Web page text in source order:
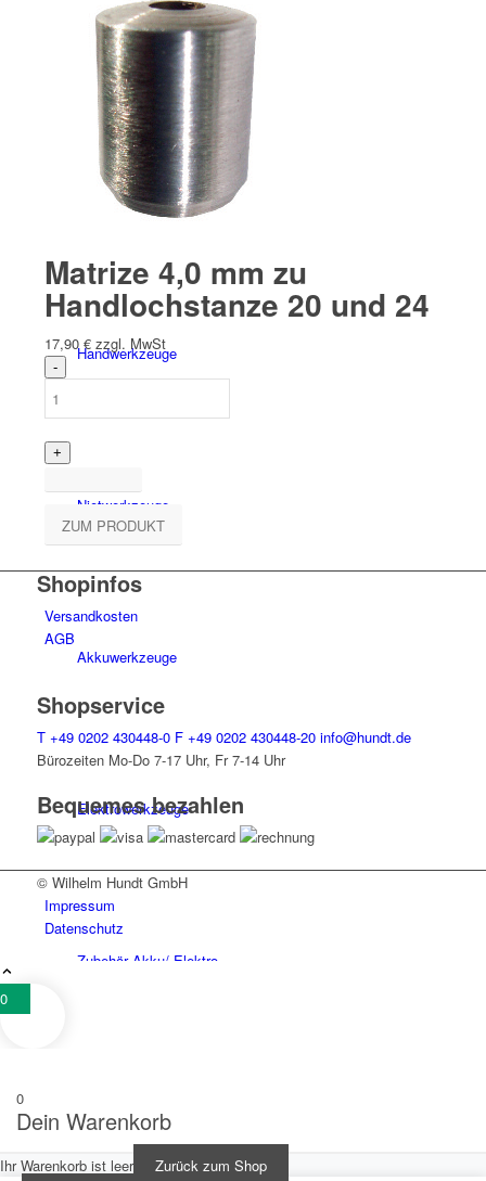
Produkte
Alle Produkte
Hand­werk­zeuge
Niet­werk­zeuge
Akkuwerkzeuge
Elektro­werk­zeuge
Zubehör Akku/ Elektro
Schweiß­werk­zeuge
Matrize 4,0 mm zu
Handlochstanze 20 und 24
17,90€ zzgl. MwSt
ZUM PRODUKT
Shopinfos
Versandkosten
AGB
Shopservice
T +49 0202 430448-0 F +49 0202 430448-20 info@hundt.de
Bürozeiten Mo-Do 7-17 Uhr, Fr 7-14 Uhr
Bequemes bezahlen
© Wilhelm Hundt GmbH
Impressum
Datenschutz
0
0
Dein Warenkorb
Ihr Warenkorb ist leer Zurück zum Shop